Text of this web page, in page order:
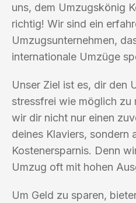
uns, dem Umzugskönig
richtig! Wir sind ein
Umzugsunternehmen,
internationale Umzüge
Unser Ziel ist es, dir den
stressfrei wie möglich zu
wir dir nicht nur einen
deines Klaviers, sondern
Kostenersparnis. Denn
Umzug oft mit hohen
Um Geld zu sparen,